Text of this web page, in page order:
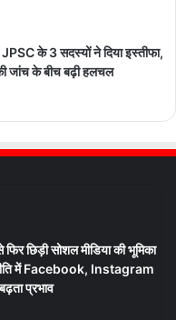
के 3 सदस्यों ने दिया इस्तीफा,
जांच के बीच बढ़ी हलचल
फिर छिड़ी सोशल मीडिया की भूमिका
में Facebook, Instagram
प्रभाव